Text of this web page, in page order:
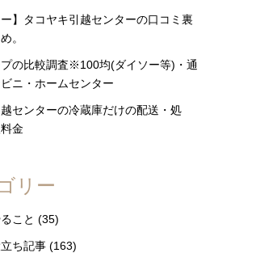
ー】タコヤキ引越センターの口コミ裏
。
の比較調査※100均(ダイソー等)・通
ニ・ホームセンター
センターの冷蔵庫だけの配送・処
金
リー
こと (35)
ち記事 (163)